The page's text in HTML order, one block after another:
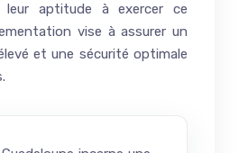
aptitude à exercer ce
vise à assurer un
et une sécurité optimale